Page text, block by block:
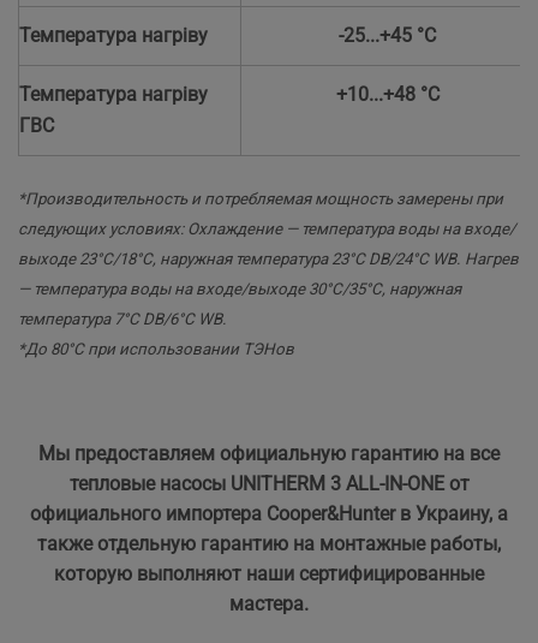
Температура нагріву -25...+45 °С
Температура нагріву
ГВС
+10...+48 °С
*Производительность и потребляемая мощность замерены при
следующих условиях: Охлаждение — температура воды на входе/
выходе 23°С/18°С, наружная температура 23°С DB/24°C WB. Нагрев
— температура воды на входе/выходе 30°С/35°С, наружная
температура 7°С DB/6°C WB.
*До 80°С при использовании ТЭНов
Мы предоставляем официальную гарантию на все
тепловые насосы UNITHERM 3 ALL-IN-ONE от
официального импортера Cooper&Hunter в Украину, а
также отдельную гарантию на монтажные работы,
которую выполняют наши сертифицированные
мастера.